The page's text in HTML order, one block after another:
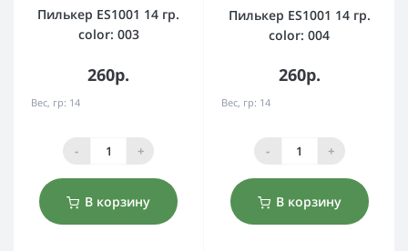
Пилькер ES1001 14 гр.
color: 003
260р.
Вес, гр: 14
- +
В корзину
Пилькер ES1001 14 гр.
color: 004
260р.
Вес, гр: 14
- +
В корзину